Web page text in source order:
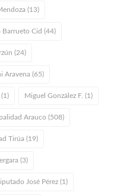
(13)
Barrueto Cid (44)
(24)
Aravena (65)
Miguel González F. (1)
Arauco (508)
Tirúa (19)
(3)
José Pérez (1)